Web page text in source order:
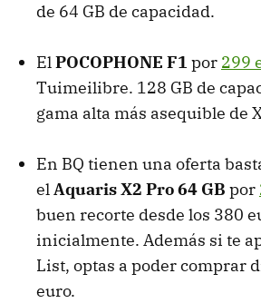
de 64 GB de capacidad.
ElPOCOPHONE F1 por 299
Tuimeilibre. 128 GB de
gama alta más asequible de
En BQ tienen una oferta
elAquaris X2 Pro 64 GB por
buen recorte desde los 380
inicialmente. Además si te
List, optas a poder comprar
euro.